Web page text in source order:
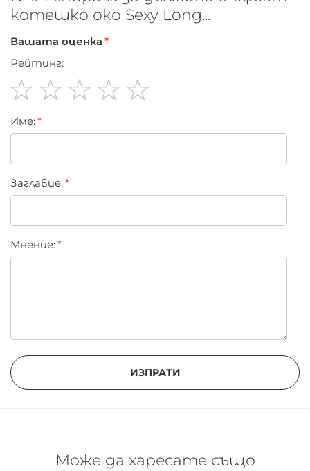
котешко око Sexy Long...
Вашата оценка
Рейтинг:
star
stars
stars
stars
stars
Име:
Заглавиe:
Мнение:
ИЗПРАТИ
Може да харесате също